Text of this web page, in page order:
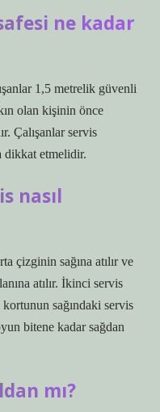
ne kadar
1,5 metrelik güvenli
olan kişinin önce
Çalışanlar servis
dikkat etmelidir.
nasıl
çizginin sağına atılır ve
atılır. İkinci servis
sağındaki servis
bitene kadar sağdan
mı?